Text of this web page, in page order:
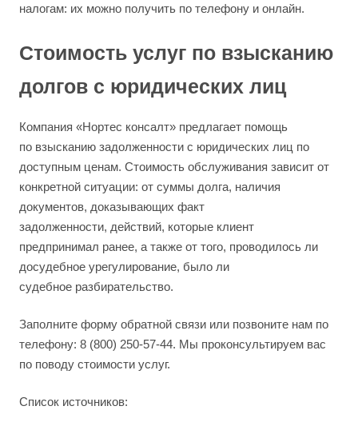
налогам: их можно получить по телефону и онлайн.
Стоимость услуг по взысканию
долгов с юридических лиц
Компания «Нортес консалт» предлагает помощь
по взысканию задолженности с юридических лиц по
доступным ценам. Стоимость обслуживания зависит от
конкретной ситуации: от суммы долга, наличия
документов, доказывающих факт
задолженности, действий, которые клиент
предпринимал ранее, а также от того, проводилось ли
досудебное урегулирование, было ли
судебное разбирательство.
Заполните форму обратной связи или позвоните нам по
телефону: 8 (800) 250-57-44. Мы проконсультируем вас
по поводу стоимости услуг.
Список источников: